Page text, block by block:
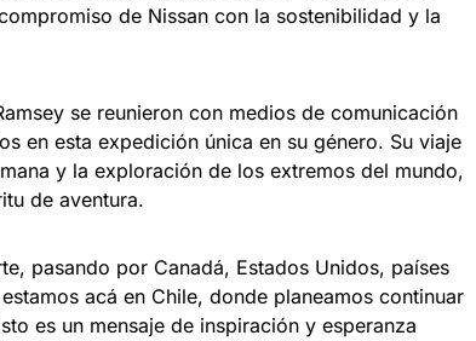
de Nissan con la sostenibilidad y la
se reunieron con medios de comunicación
en esta expedición única en su género. Su viaje
y la exploración de los extremos del mundo,
de aventura.
pasando por Canadá, Estados Unidos, países
acá en Chile, donde planeamos continuar
es un mensaje de inspiración y esperanza